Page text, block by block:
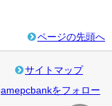
ページの先頭へ
サイトマップ
をフォロー